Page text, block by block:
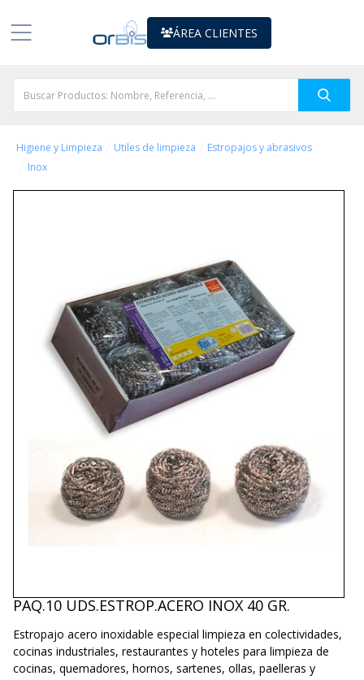
ÁREA CLIENTES
Higiene y Limpieza Utiles de limpieza Estropajos y abrasivos
Inox
PAQ.10 UDS.ESTROP.ACERO INOX 40 GR.
Estropajo acero inoxidable especial limpieza en colectividades,
cocinas industriales, restaurantes y hoteles para limpieza de
cocinas, quemadores, hornos, sartenes, ollas, paelleras y